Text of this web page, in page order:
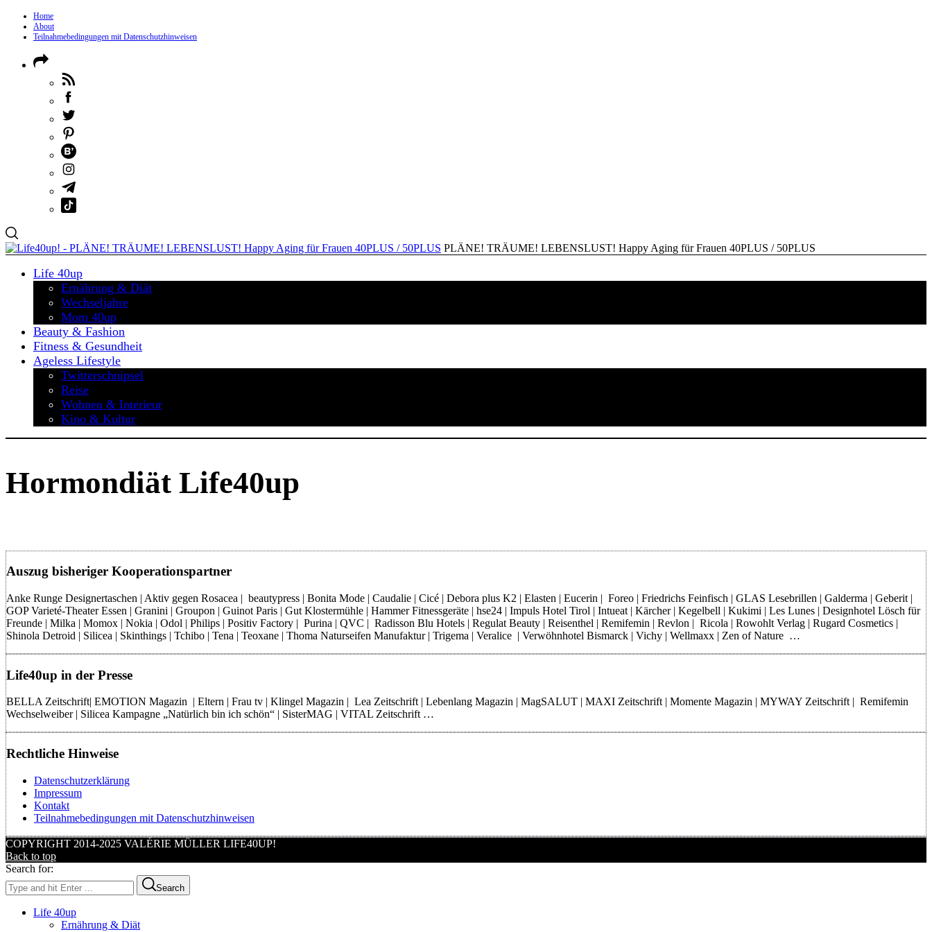
Home
About
Teilnahmebedingungen mit Datenschutzhinweisen
PLÄNE! TRÄUME! LEBENSLUST! Happy Aging für Frauen 40PLUS / 50PLUS
Life 40up
Ernährung & Diät
Wechseljahre
Mom 40up
Beauty & Fashion
Fitness & Gesundheit
Ageless Lifestyle
Twitterschnipsel
Reise
Wohnen & Interieur
Kino & Kultur
Hormondiät Life40up
Auszug bisheriger Kooperationspartner
Anke Runge Designertaschen | Aktiv gegen Rosacea | beautypress | Bonita Mode | Caudalie | Cicé | Debora plus K2 | Elasten | Eucerin | Foreo | Friedrichs Feinfisch | GLAS Lesebrillen | Galderma | Geberit |
GOP Varieté-Theater Essen | Granini | Groupon | Guinot Paris | Gut Klostermühle | Hammer Fitnessgeräte | hse24 | Impuls Hotel Tirol | Intueat | Kärcher | Kegelbell | Kukimi | Les Lunes | Designhotel Lösch für
Freunde | Milka | Momox | Nokia | Odol | Philips | Positiv Factory | Purina | QVC | Radisson Blu Hotels | Regulat Beauty | Reisenthel | Remifemin | Revlon | Ricola | Rowohlt Verlag | Rugard Cosmetics |
Shinola Detroid | Silicea | Skinthings | Tchibo | Tena | Teoxane | Thoma Naturseifen Manufaktur | Trigema | Veralice | Verwöhnhotel Bismarck | Vichy | Wellmaxx | Zen of Nature …
Life40up in der Presse
BELLA Zeitschrift| EMOTION Magazin | Eltern | Frau tv | Klingel Magazin | Lea Zeitschrift | Lebenlang Magazin | MagSALUT | MAXI Zeitschrift | Momente Magazin | MYWAY Zeitschrift | Remifemin
Wechselweiber | Silicea Kampagne „Natürlich bin ich schön“ | SisterMAG | VITAL Zeitschrift …
Rechtliche Hinweise
Datenschutzerklärung
Impressum
Kontakt
Teilnahmebedingungen mit Datenschutzhinweisen
COPYRIGHT 2014-2025 VALÉRIE MÜLLER LIFE40UP!
Back to top
Search for:
Search
Life 40up
Ernährung & Diät